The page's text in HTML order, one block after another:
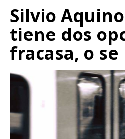
Silvio
tiene dos
fracasa, o